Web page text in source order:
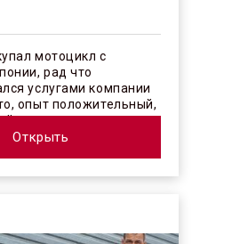
мотоцикл с
рад что
услугами компании
опыт положительный,
своего ...
Открыть